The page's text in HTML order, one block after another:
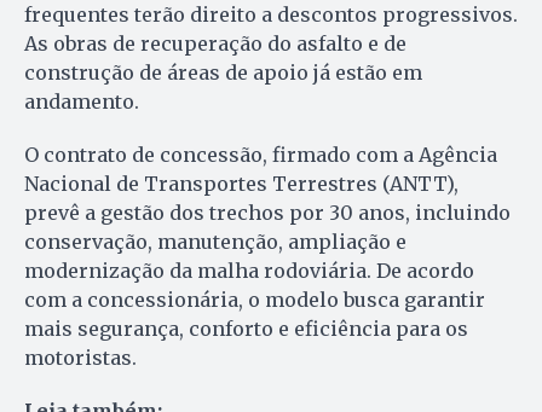
frequentes terão direito a descontos progressivos.
As obras de recuperação do asfalto e de
construção de áreas de apoio já estão em
andamento.
O contrato de concessão, firmado com a Agência
Nacional de Transportes Terrestres (ANTT),
prevê a gestão dos trechos por 30 anos, incluindo
conservação, manutenção, ampliação e
modernização da malha rodoviária. De acordo
com a concessionária, o modelo busca garantir
mais segurança, conforto e eficiência para os
motoristas.